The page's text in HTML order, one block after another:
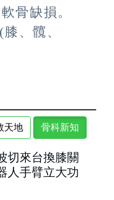
骨缺損。
、髖、
天地 骨科新知
切來台換膝關
手臂立大功